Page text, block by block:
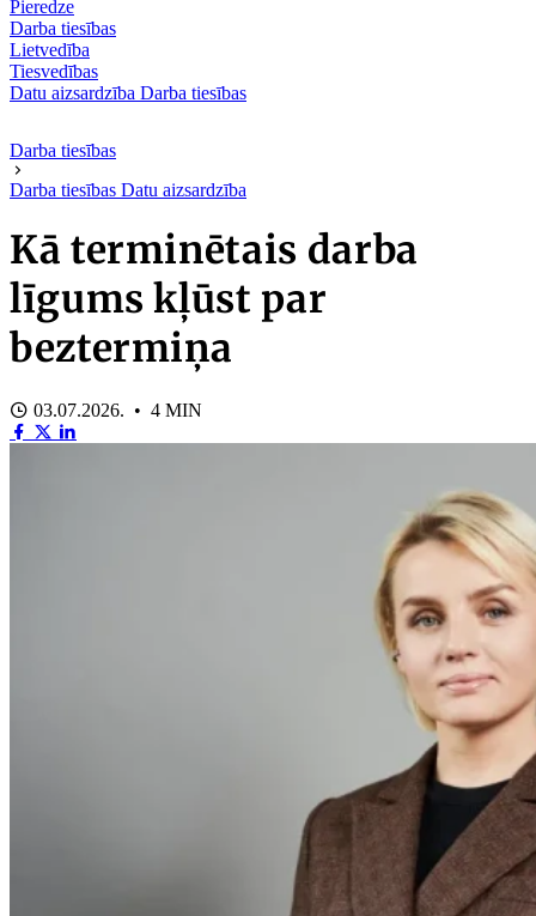
Pieredze
Darba tiesības
Lietvedība
Tiesvedības
Datu aizsardzība Darba tiesības
Darba tiesības
Darba tiesības Datu aizsardzība
Kā terminētais darba
līgums kļūst par
beztermiņa
03.07.2026. • 4 MIN